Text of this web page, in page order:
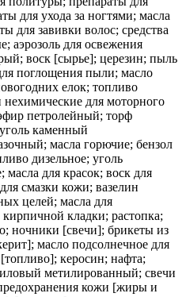
для ухода за ногтями; масла
для завивки волос; средства
аэрозоль для освежения
воск [сырье]; церезин; пыль
поглощения пыли; масло
елок; топливо
нехимические для моторного
петролейный; торф
каменный
масла горючие; бензол
дизельное; уголь
для красок; воск для
смазки кожи; вазелин
целей; масла для
кладки; растопка;
ночники [свечи]; брикеты из
масло подсолнечное для
керосин; нафта;
метилированный; свечи
кожи [жиры и